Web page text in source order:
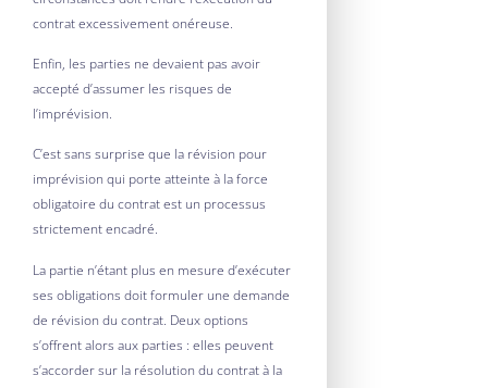
contrat excessivement onéreuse.
Enfin, les parties ne devaient pas avoir
accepté d’assumer les risques de
l’imprévision.
C’est sans surprise que la révision pour
imprévision qui porte atteinte à la force
obligatoire du contrat est un processus
strictement encadré.
La partie n’étant plus en mesure d’exécuter
ses obligations doit formuler une demande
de révision du contrat. Deux options
s’offrent alors aux parties : elles peuvent
s’accorder sur la résolution du contrat à la